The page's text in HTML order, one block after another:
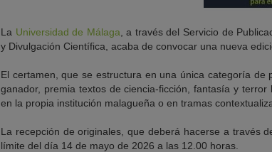
La Universidad de Málaga , a través del Servicio de
y Divulgación Científica, acaba de convocar una nueva
El certamen, que se estructura en una única categoría
ganador, premia textos de ciencia-ficción, fantasía y
en la propia institución malagueña o en tramas
La recepción de originales, que deberá hacerse a través
límite del día 14 de mayo de 2026 a las 12.00 horas.